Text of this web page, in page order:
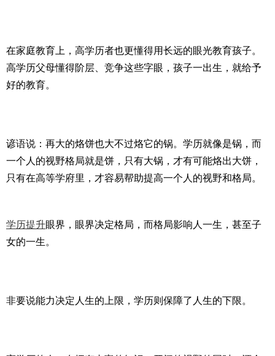
在家庭教育上，高学历者也更懂得用长远的眼光教育孩子。
高学历父母懂得阶层、竞争这些字眼，孩子一出生，就给予
好的教育。
谚语说：再大的烙饼也大不过烙它的锅。学历就像是锅，而
一个人的视野格局就是饼，只有大锅，才有可能烙出大饼，
只有在高等学府里，才容易帮助提高一个人的视野和格局。
学历提升眼界，眼界决定格局，而格局影响人一生，甚至子
女的一生。
非要说能力决定人生的上限，学历则保障了人生的下限。